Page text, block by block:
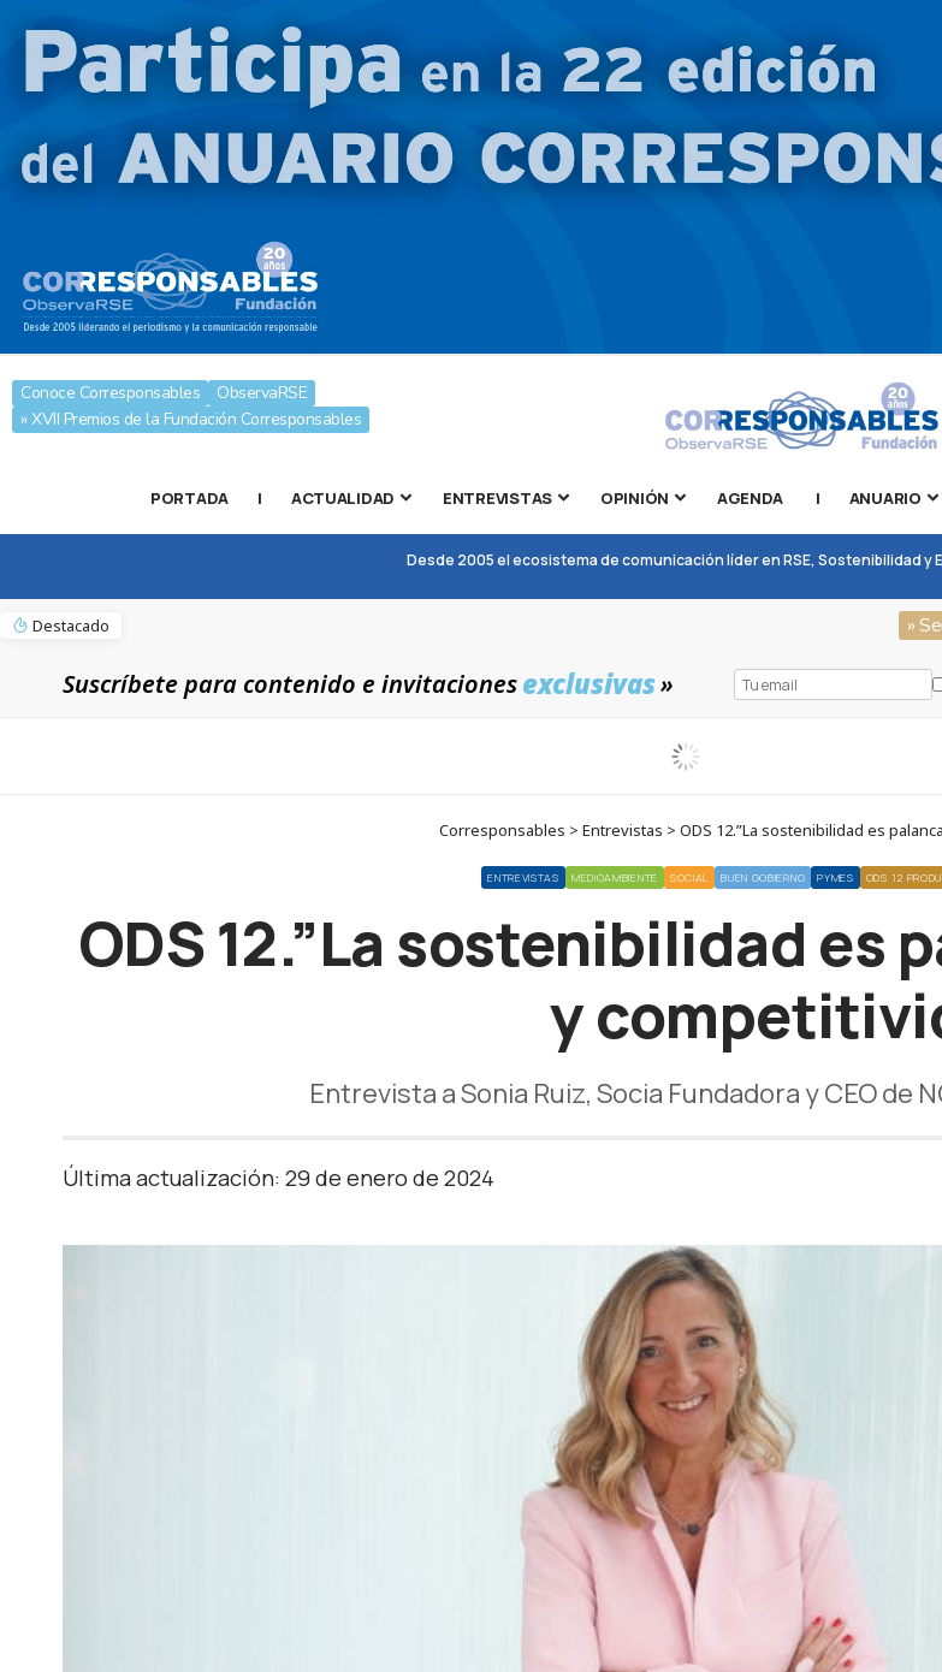
Conoce Corresponsables
ObservaRSE
» XVII Premios de la Fundación Corresponsables
PORTADA | ACTUALIDAD ENTREVISTAS OPINIÓN AGENDA | ANUARIO
Desde 2005 el ecosistema de comunicación líder en RSE, Sostenibilidad y
Destacado »
Suscríbete para contenido e invitacionesexclusivas»
Corresponsables > Entrevistas > ODS 12.”La sostenibilidad es
ENTREVISTAS MEDIOAMBIENTE SOCIAL BUEN GOBIERNO PYMES ODS 12
ODS 12.”La sostenibilidad es
y
Entrevista a Sonia Ruiz, Socia Fundadora y CEO de
Última actualización: 29 de enero de 2024